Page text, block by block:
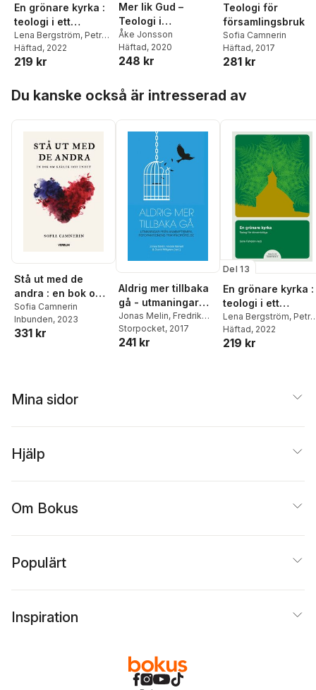
En grönare kyrka :
teologi i ett
nödläge
Lena Bergström, Petra
Carlsson,Sune
Fahlgren
Häftad, 2022
219 kr
Mer lik Gud –
Teologi i
antropocen
Åke Jonsson
Häftad, 2020
248 kr
Teologi för
församlingsbruk
Sofia Camnerin
Häftad, 2017
281 kr
Du kanske också är intresserad av
Stå ut med de
andra : en bok om
kärlek och enhet
Sofia Camnerin
Inbunden, 2023
331 kr
Aldrig mer tillbaka
gå - utmaningar
från anabaptismen,
reformationens
frikyrkorörelse
Jonas Melin, Fredrik
Wenell,David Willgren
Anna Enberg
Storpocket, 2017
241 kr
Del 13
En grönare kyrka :
teologi i ett
nödläge
Lena Bergström, Petra
Carlsson,Sune
Fahlgren
Häftad, 2022
219 kr
Mina sidor
Hjälp
Om Bokus
Populärt
Inspiration